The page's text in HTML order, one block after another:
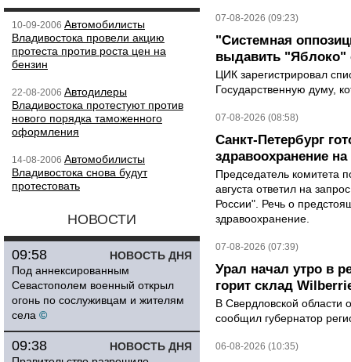
10-09-2006 Автомобилисты
Владивостока провели акцию
протеста против роста цен на
бензин
22-08-2006 Автодилеры
Владивостока протестуют против
нового порядка таможенного
оформления
14-08-2006 Автомобилисты
Владивостока снова будут
протестовать
НОВОСТИ
НОВОСТЬ ДНЯ
09:58
Под аннексированным
Севастополем военный открыл
огонь по сослуживцам и жителям
села ©
НОВОСТЬ ДНЯ
09:38
07-08-2026 (09:23)
"Системная
выдавить "Яблоко"
ЦИК зарегистрировал
Государственную думу,
07-08-2026 (08:58)
Санкт-Петербург
здравоохранение на
Председатель комитета
августа ответил на
России". Речь о
здравоохранение.
07-08-2026 (07:39)
Урал начал утро в
горит склад
В Свердловской области
сообщил губернатор
06-08-2026 (10:35)